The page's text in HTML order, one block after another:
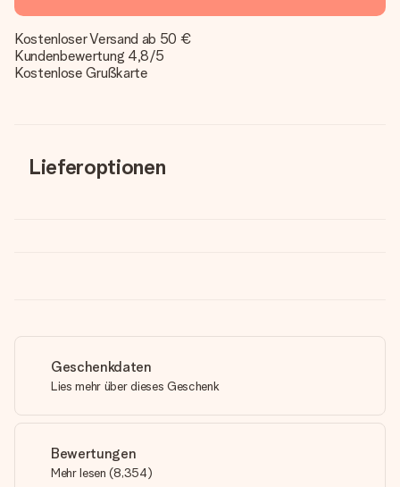
Kostenloser Versand ab 50 €
Kundenbewertung 4,8/5
Kostenlose Grußkarte
Lieferoptionen
Geschenkdaten
Lies mehr über dieses Geschenk
Bewertungen
Mehr lesen (8,354)